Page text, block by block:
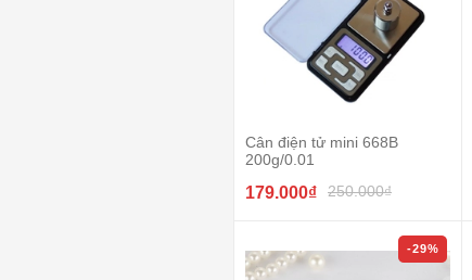
Cân điện tử mini 668B
200g/0.01
179.000₫ 250.000₫
-29%